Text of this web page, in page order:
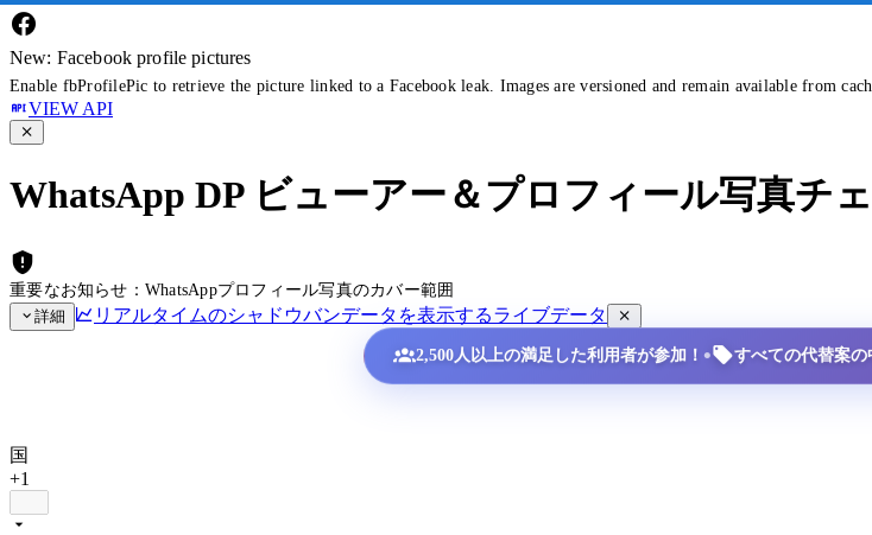
New: Facebook profile pictures
Enable fbProfilePic to retrieve the picture linked to a Facebook leak. Images are versioned and remain available from
VIEW API
WhatsApp DP ビューアー＆プロフィール写真チ
重要なお知らせ：WhatsAppプロフィール写真のカバー範囲
詳細
リアルタイムのシャドウバンデータを表示するライブデータ
2,500人以上の満足した利用者が参加！ • すべての代替案の
国
+1